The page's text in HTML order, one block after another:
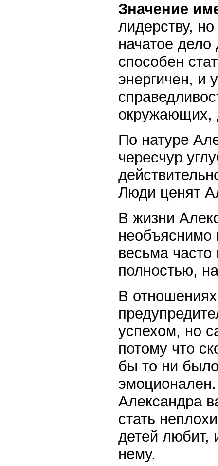
Значение
лидерству,
начатое
способен
энергичен, и
окружающих,
По натуре
чересчур
Люди ценят
В жизни
необъяснимо
весьма часто
полностью,
В
успехом, но
потому что
бы то ни
Александра
стать
детей любит,
нему.